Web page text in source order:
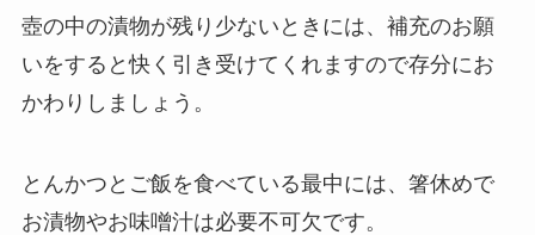
壺の中の漬物が残り少ないときには、補充のお願
いをすると快く引き受けてくれますので存分にお
かわりしましょう。
とんかつとご飯を食べている最中には、箸休めで
お漬物やお味噌汁は必要不可欠です。